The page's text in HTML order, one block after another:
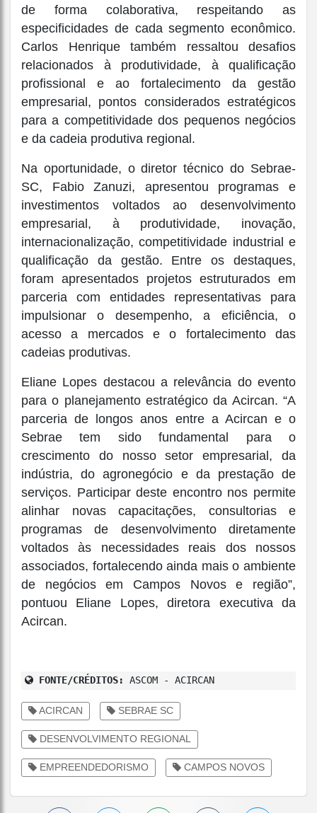
de forma colaborativa, respeitando as
especificidades de cada segmento econômico.
Carlos Henrique também ressaltou desafios
relacionados à produtividade, à qualificação
profissional e ao fortalecimento da gestão
empresarial, pontos considerados estratégicos
para a competitividade dos pequenos negócios
e da cadeia produtiva regional.
Na oportunidade, o diretor técnico do Sebrae-
SC, Fabio Zanuzi, apresentou programas e
investimentos voltados ao desenvolvimento
empresarial, à produtividade, inovação,
internacionalização, competitividade industrial e
qualificação da gestão. Entre os destaques,
foram apresentados projetos estruturados em
parceria com entidades representativas para
impulsionar o desempenho, a eficiência, o
acesso a mercados e o fortalecimento das
cadeias produtivas.
Eliane Lopes destacou a relevância do evento
para o planejamento estratégico da Acircan. “A
parceria de longos anos entre a Acircan e o
Sebrae tem sido fundamental para o
crescimento do nosso setor empresarial, da
indústria, do agronegócio e da prestação de
serviços. Participar deste encontro nos permite
alinhar novas capacitações, consultorias e
programas de desenvolvimento diretamente
voltados às necessidades reais dos nossos
associados, fortalecendo ainda mais o ambiente
de negócios em Campos Novos e região”,
pontuou Eliane Lopes, diretora executiva da
Acircan.
FONTE/CRÉDITOS: ASCOM - ACIRCAN
ACIRCAN SEBRAE SC
DESENVOLVIMENTO REGIONAL
EMPREENDEDORISMO CAMPOS NOVOS